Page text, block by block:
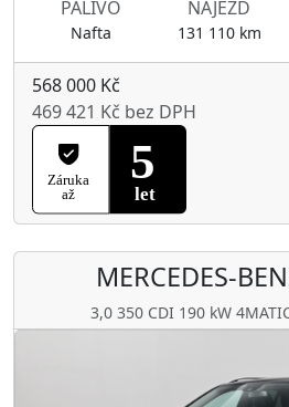
PALIVO
Nafta
NÁJEZD
131 110 km
568 000 Kč
469 421 Kč bez DPH
MERCEDES-
3,0 350 CDI 190 kW